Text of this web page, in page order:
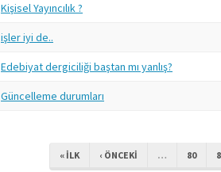
Kişisel Yayıncılık ?
işler iyi de..
Edebiyat dergiciliği baştan mı yanlış?
Güncelleme durumları
« ILK ‹ ÖNCEKI … 80